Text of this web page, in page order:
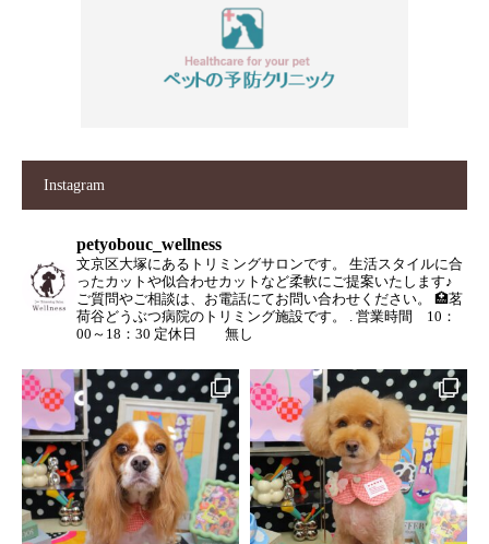
Instagram
petyobouc_wellness
文京区大塚にあるトリミングサロンです。
生活スタイルに合
ったカットや似合わせカットなど柔軟にご提案いたします♪
ご質問やご相談は、お電話にてお問い合わせください。
🏥茗
荷谷どうぶつ病院のトリミング施設です。
. 営業時間 10：
00～18：30 定休日 無し